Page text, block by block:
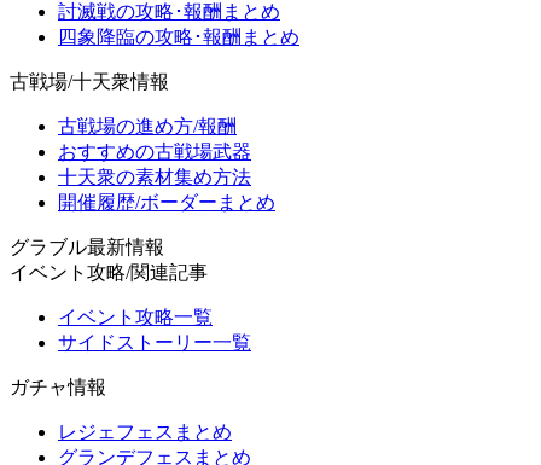
討滅戦の攻略･報酬まとめ
四象降臨の攻略･報酬まとめ
古戦場/十天衆情報
古戦場の進め方/報酬
おすすめの古戦場武器
十天衆の素材集め方法
開催履歴/ボーダーまとめ
グラブル最新情報
イベント攻略/関連記事
イベント攻略一覧
サイドストーリー一覧
ガチャ情報
レジェフェスまとめ
グランデフェスまとめ